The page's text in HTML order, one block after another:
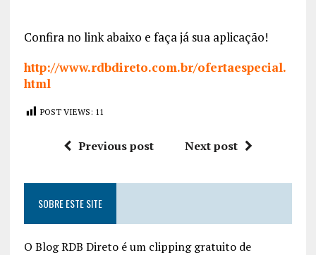
Confira no link abaixo e faça já sua aplicação!
http://www.rdbdireto.com.br/ofertaespecial.
html
POST VIEWS: 11
Previous post Next post
SOBRE ESTE SITE
O Blog RDB Direto é um clipping gratuito de